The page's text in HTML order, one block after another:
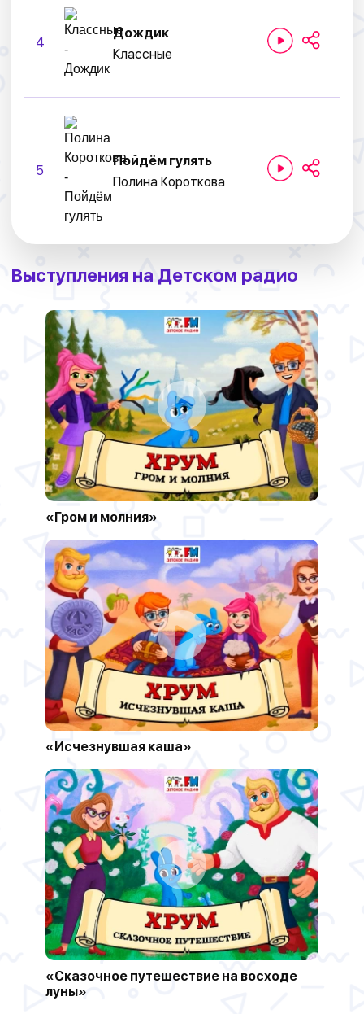
4
Дождик
Классные
5
Пойдём гулять
Полина Короткова
Выступления на Детском радио
«Гром и молния»
«Исчезнувшая каша»
«Сказочное путешествие на восходе
луны»